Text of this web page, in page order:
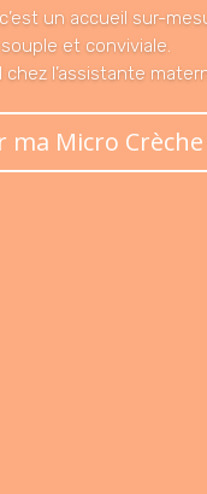
c’est un accueil sur-
et conviviale.
l’assistante
ma Micro Crèche